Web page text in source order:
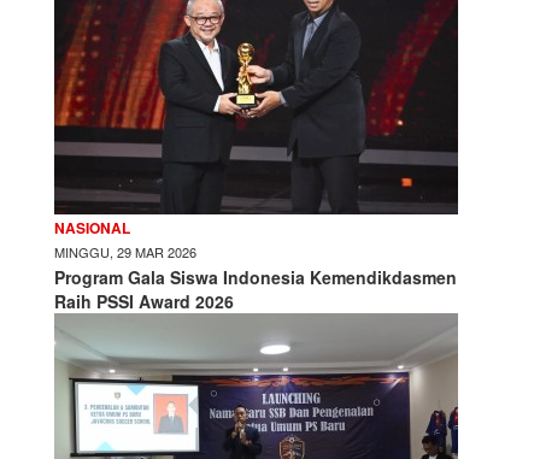
NASIONAL
MINGGU, 29 MAR 2026
Program Gala Siswa Indonesia Kemendikdasmen
Raih PSSI Award 2026